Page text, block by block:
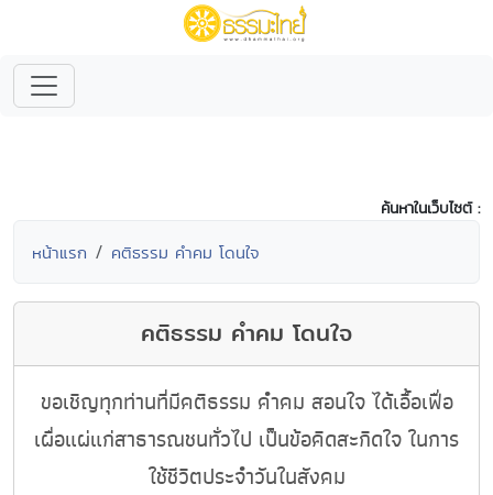
ค้นหาในเว็บไซต์ :
หน้าแรก คติธรรม คำคม โดนใจ
คติธรรม คำคม โดนใจ
ขอเชิญทุกท่านที่มีคติธรรม คำคม สอนใจ ได้เอื้อเฟื่อ
เผื่อแผ่แก่สาธารณชนทั่วไป เป็นข้อคิดสะกิดใจ ในการ
ใช้ชีวิตประจำวันในสังคม